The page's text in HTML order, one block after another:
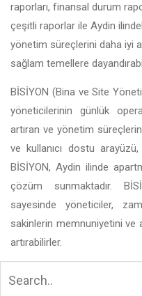
raporları, finansal durum
çeşitli raporlar ile Aydin
yönetim süreçlerini daha iyi
sağlam temellere
BİSİYON (Bina ve Site
yöneticilerinin günlük
artıran ve yönetim
ve kullanıcı dostu
BİSİYON, Aydin ilinde
çözüm sunmaktadır.
sayesinde yöneticiler,
sakinlerin memnuniyetini
artırabilirler.